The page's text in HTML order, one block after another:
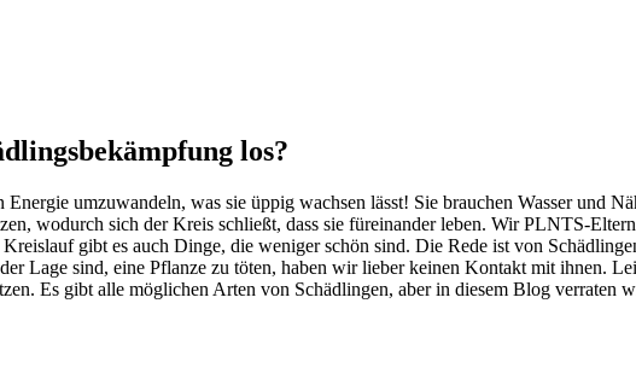
los?
umzuwandeln, was sie üppig wachsen lässt! Sie brauchen Wasser und
wodurch sich der Kreis schließt, dass sie füreinander leben. Wir PLNTS-
gibt es auch Dinge, die weniger schön sind. Die Rede ist von
Lage sind, eine Pflanze zu töten, haben wir lieber keinen Kontakt mit ihnen.
Es gibt alle möglichen Arten von Schädlingen, aber in diesem Blog verraten